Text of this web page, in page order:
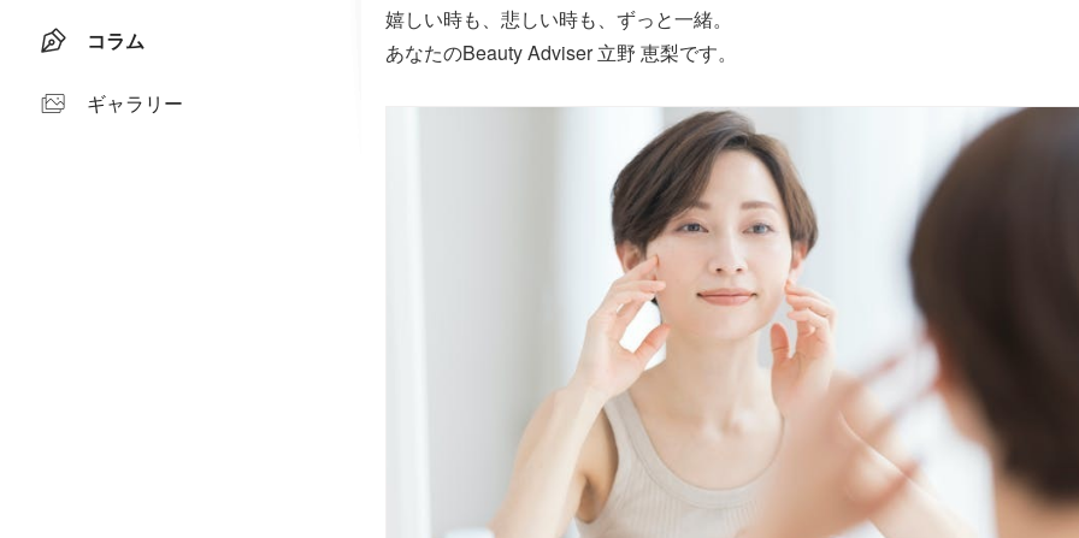
コラム
ギャラリー
嬉しい時も、悲しい時も、ずっと一緒。
あなたのBeauty Adviser 立野 恵梨です。